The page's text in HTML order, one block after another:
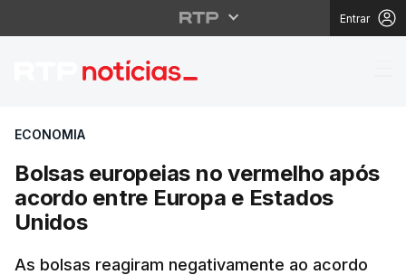
Entrar
Bolsas europeias no
ECONOMIA
Bolsas europeias no vermelho após
acordo entre Europa e Estados
Unidos
As bolsas reagiram negativamente ao acordo